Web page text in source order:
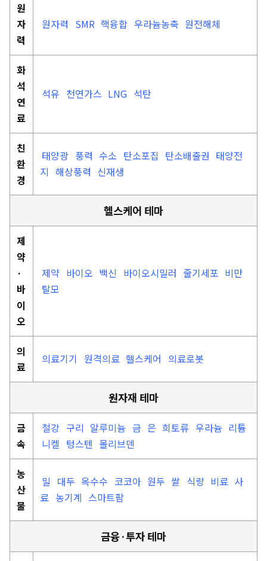
원
자
력
원자력 SMR 핵융합 우라늄농축 원전해체
화
석
연
료
석유 천연가스 LNG 석탄
친
환
경
태양광 풍력 수소 탄소포집 탄소배출권 태양전
지 해상풍력 신재생
헬스케어 테마
제
약
·
바
이
오
제약 바이오 백신 바이오시밀러 줄기세포 비만
탈모
의
료
의료기기 원격의료 헬스케어 의료로봇
원자재 테마
금
속
철강 구리 알루미늄 금 은 희토류 우라늄 리튬
니켈 텅스텐 몰리브덴
농
산
물
밀 대두 옥수수 코코아 원두 쌀 식량 비료 사
료 농기계 스마트팜
금융·투자 테마